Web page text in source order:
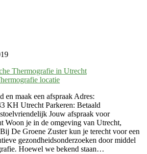
Thermografie in Utrecht
locatie
en maak een afspraak Adres:
KH Utrecht Parkeren: Betaald
Jouw afspraak voor
Woon je in de omgeving van Utrecht,
De Groene Zuster kun je terecht voor een
gezondheidsonderzoeken door middel
Hoewel we bekend staan…